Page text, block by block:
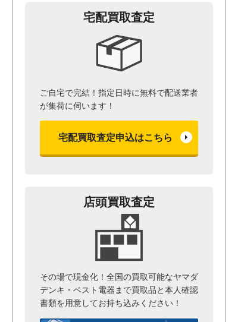
宅配買取査定
ご自宅で完結！指定日時に無料で配送業者
が集荷に伺います！
宅配買取査定申込はこちら
店頭買取査定
その場で現金化！全国の買取可能なヤマダ
デンキ・ベスト電器まで買取品と本人確認
書類を用意してお持ち込みください！